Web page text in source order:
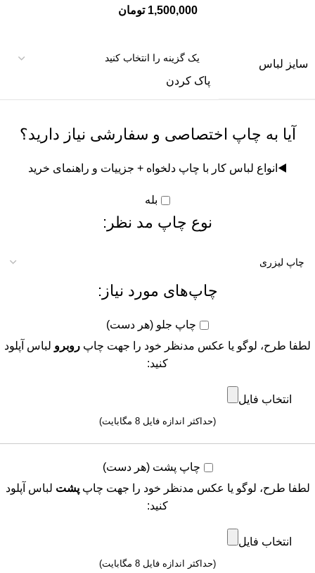
1,500,000 تومان
سایز لباس
پاک کردن
آیا به چاپ اختصاصی و سفارشی نیاز دارید؟
◀️ انواع لباس کار با چاپ دلخواه + جزییات و راهنمای خرید
بله
نوع چاپ مد نظر:
چاپ‌های مورد نیاز:
چاپ جلو (هر دست)
لطفا طرح، لوگو یا عکس مدنظر خود را جهت چاپ روبرو لباس آپلود
کنید:
انتخاب فایل
(حداکثر اندازه فایل 8 مگابایت)
چاپ پشت (هر دست)
لطفا طرح، لوگو یا عکس مدنظر خود را جهت چاپپشت لباس آپلود
کنید:
انتخاب فایل
(حداکثر اندازه فایل 8 مگابایت)